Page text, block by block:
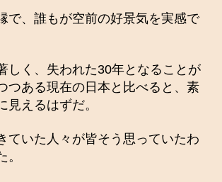
で、誰もが空前の好景気を実感で
しく、失われた30年となることが
つある現在の日本と比べると、素
見えるはずだ。
ていた人々が皆そう思っていたわ